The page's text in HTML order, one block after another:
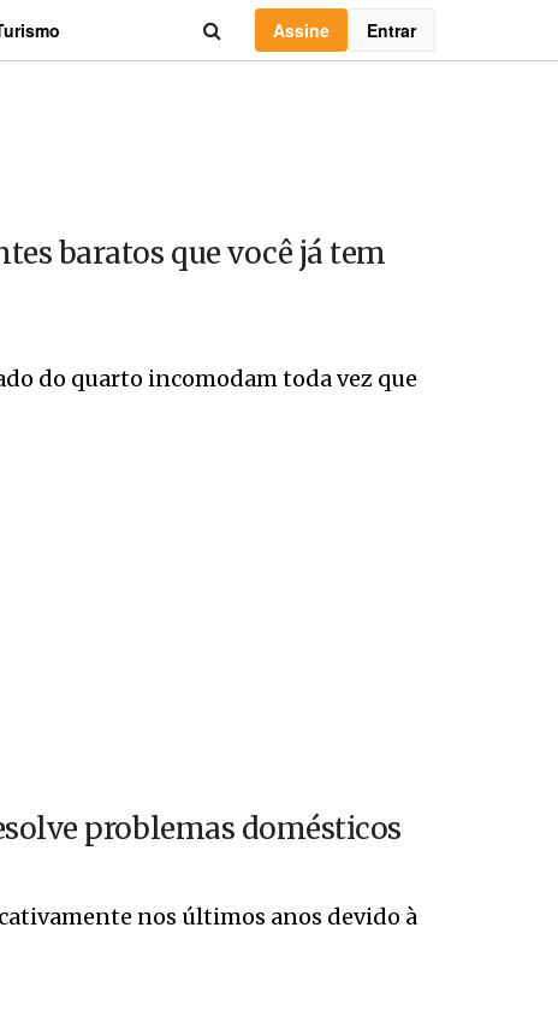
Assine Entrar
baratos que você já tem
do quarto incomodam toda vez que
problemas domésticos
nos últimos anos devido à